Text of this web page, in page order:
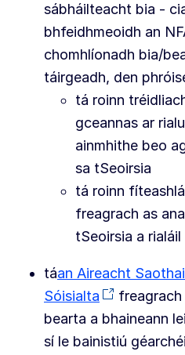
sábháilteacht bia -
bhfeidhmeoidh an
chomhlíonadh bia/
táirgeadh, den
tá roinn
gceannas ar
ainmhithe beo
sa tSeoirsia
tá roinn
freagrach as
tSeoirsia a rialáil
táan Aireacht
Sóisialta
bearta a bhaineann
sí le bainistiú